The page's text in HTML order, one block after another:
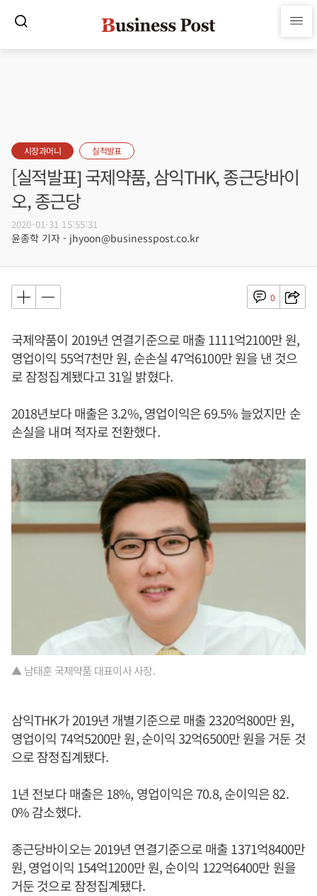
시장과머니 실적발표
[실적발표] 국제약품, 삼익THK, 종근당바이
오, 종근당
2020-01-31 15:55:31
윤종학 기자 - jhyoon@businesspost.co.kr
0
국제약품이 2019년 연결기준으로 매출 1111억2100만 원,
영업이익 55억7천만 원, 순손실 47억6100만 원을 낸 것으
로 잠정집계됐다고 31일 밝혔다.
2018년보다 매출은 3.2%, 영업이익은 69.5% 늘었지만 순
손실을 내며 적자로 전환했다.
▲ 남태훈 국제약품 대표이사 사장.
삼익THK가 2019년 개별기준으로 매출 2320억800만 원,
영업이익 74억5200만 원, 순이익 32억6500만 원을 거둔 것
으로 잠정집계됐다.
1년 전보다 매출은 18%, 영업이익은 70.8, 순이익은 82.
0% 감소했다.
종근당바이오는 2019년 연결기준으로 매출 1371억8400만
원, 영업이익 154억1200만 원, 순이익 122억6400만 원을
거둔 것으로 잠정집계됐다.